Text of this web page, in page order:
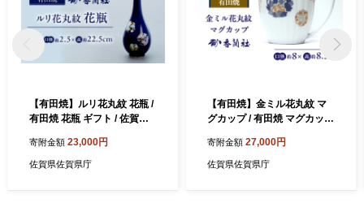
【有田焼】ルリ花丸紋 花瓶 /
有田焼 花瓶 ギフト / 佐賀県 /
寄附金額 23,000円
佐賀県佐賀県庁
【有田焼】金ミル花丸紋 マ
グカップ / 有田焼 マグカップ
[41APAC004]
寄附金額 27,000円
佐賀県佐賀県庁